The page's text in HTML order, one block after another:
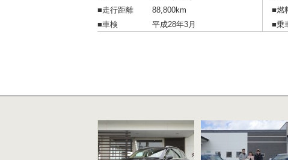
■走行距離
88,800km
■車検
平成28年3月
■燃
■乗